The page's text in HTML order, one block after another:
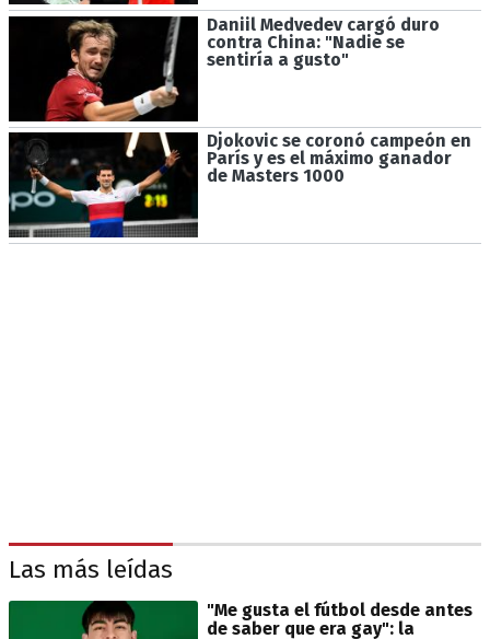
Daniil Medvedev cargó duro
contra China: "Nadie se
sentiría a gusto"
Djokovic se coronó campeón en
París y es el máximo ganador
de Masters 1000
Las más leídas
"Me gusta el fútbol desde antes
de saber que era gay": la